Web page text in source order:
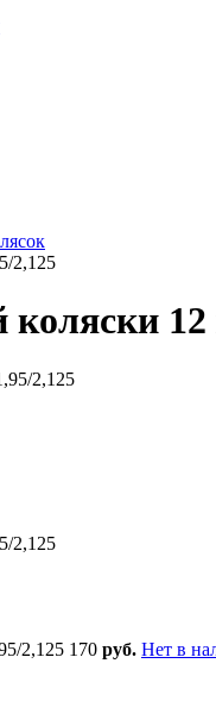
2,125
12
2,125
2,125 170 руб. Нет в